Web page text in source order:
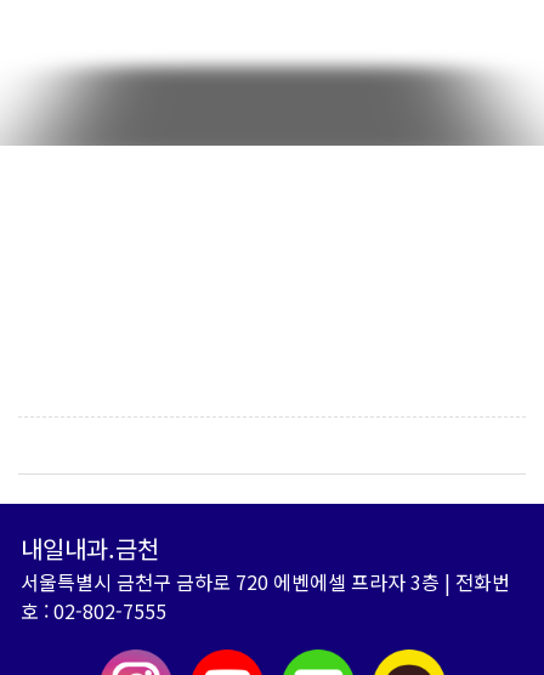
내일내과.금천
서울특별시 금천구 금하로 720 에벤에셀 프라자 3층 | 전화번
호 : 02-802-7555